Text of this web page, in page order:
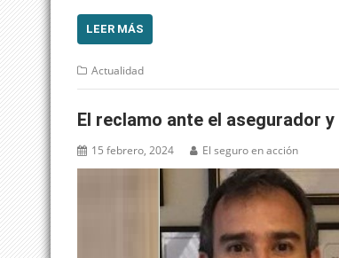
LEER MÁS
Actualidad
El reclamo ante el asegurador
15 febrero, 2024 El seguro en acción